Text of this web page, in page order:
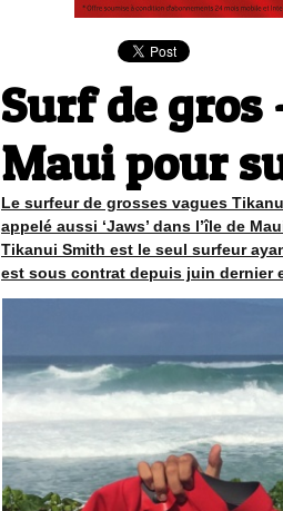
Surf de
Maui pour
Le surfeur de grosses vagues
appelé aussi ‘Jaws’ dans l’île de
Tikanui Smith est le seul surfeur
est sous contrat depuis juin dernier